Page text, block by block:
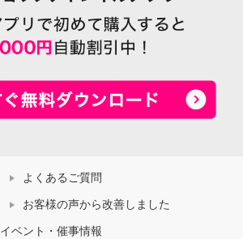
よくあるご質問
お客様の声から改善しました
イベント・催事情報